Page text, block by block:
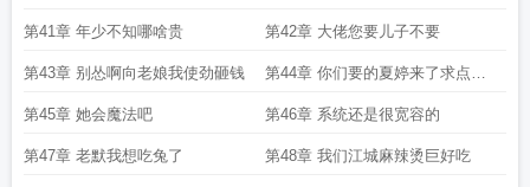
第41章 年少不知哪啥贵 第42章 大佬您要儿子不要
第43章 别怂啊向老娘我使劲砸钱 第44章 你们要的夏婷来了求点小
礼物
第45章 她会魔法吧 第46章 系统还是很宽容的
第47章 老默我想吃兔了 第48章 我们江城麻辣烫巨好吃